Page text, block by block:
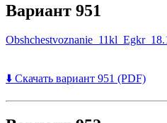
Вариант 951
⬇️ Скачать вариант 951 (PDF)